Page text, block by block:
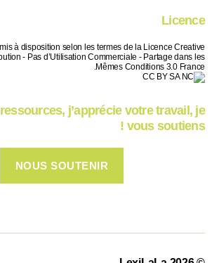
Licence
à disposition selon les termes de la Licence Creative
- Pas d’Utilisation Commerciale - Partage dans les
Mêmes Conditions 3.0 France.
j’apprécie votre travail, je
vous soutiens !
NOUS SOUTENIR